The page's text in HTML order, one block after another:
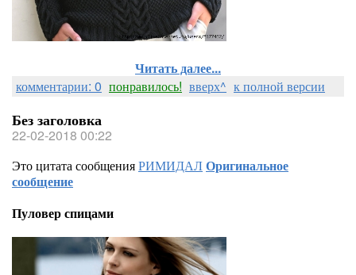
Читать далее...
комментарии: 0 понравилось! вверх^ к полной версии
Без заголовка
22-02-2018 00:22
Это цитата сообщенияРИМИДАЛОригинальное
сообщение
Пуловер спицами